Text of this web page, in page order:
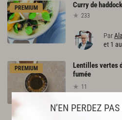
N’EN PERDEZ
PREMIUM Curryde haddock
233
Par
et 1
PREMIUM
Lentilles vertes
fumée
11
Par